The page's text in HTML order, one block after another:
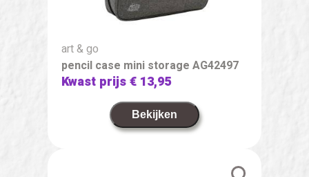
art & go
pencil case mini storage AG42497
Kwast prijs€ 13,95
Bekijken